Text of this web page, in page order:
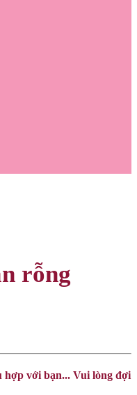
rỗng
hợp với bạn... Vui lòng đợi